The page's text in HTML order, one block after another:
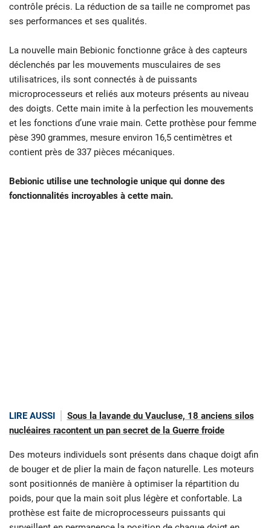
contrôle précis. La réduction de sa taille ne compromet pas
ses performances et ses qualités.
La nouvelle main Bebionic fonctionne grâce à des capteurs
déclenchés par les mouvements musculaires de ses
utilisatrices, ils sont connectés à de puissants
microprocesseurs et reliés aux moteurs présents au niveau
des doigts. Cette main imite à la perfection les mouvements
et les fonctions d’une vraie main. Cette prothèse pour femme
pèse 390 grammes, mesure environ 16,5 centimètres et
contient près de 337 pièces mécaniques.
Bebionic utilise une technologie unique qui donne des
fonctionnalités incroyables à cette main.
LIRE AUSSI
Sous la lavande du Vaucluse, 18 anciens silos
nucléaires racontent un pan secret de la Guerre froide
Des moteurs individuels sont présents dans chaque doigt afin
de bouger et de plier la main de façon naturelle. Les moteurs
sont positionnés de manière à optimiser la répartition du
poids, pour que la main soit plus légère et confortable. La
prothèse est faite de microprocesseurs puissants qui